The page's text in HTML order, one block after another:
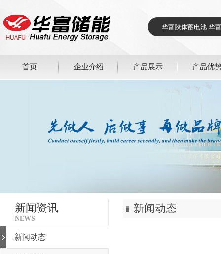
首页 企业介绍 产品展示 产品优
新闻资讯
NEWS
新闻动态
新闻动态